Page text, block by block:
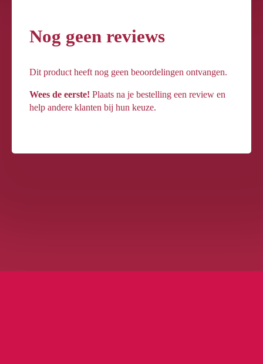
Nog geen reviews
Dit product heeft nog geen beoordelingen ontvangen.
Wees de eerste! Plaats na je bestelling een review en
help andere klanten bij hun keuze.